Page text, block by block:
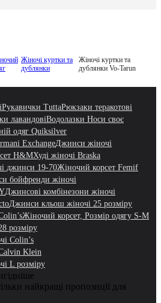
Жіночі куртки та
дублянки
Жіночі куртки та
дублянки Vo-Tarun
Рукавички TuttaРюкзаки теракотові
лавандовіВодолазки Носи своє
одяг Quiksilver
ExchangeДжинси жіночі
H&MХуді жіночі Braska
джинси 19-70Жіночий корсет Femif
бойфренди жіночі
Джинсові комбінезони жіночі
Джинси кльош жіночі 25 розміру
Жіночий корсет, Розмір одягу S-M
розміру
Colin’s
Klein
L розміру
найкращі пропозиції для